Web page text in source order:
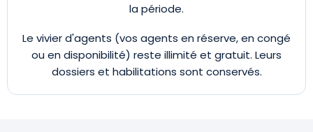
la période.
Le vivier d'agents (vos agents en réserve, en congé
ou en disponibilité) reste illimité et gratuit. Leurs
dossiers et habilitations sont conservés.